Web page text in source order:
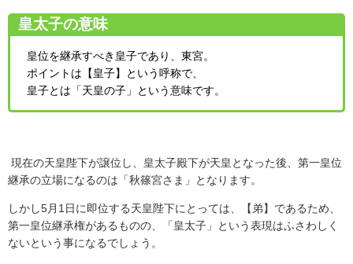
皇太子の意味
皇位を継承すべき皇子であり、東宮。
ポイントは【皇子】という呼称で、
皇子とは「天皇の子」という意味です。
現在の天皇陛下が譲位し、皇太子殿下が天皇となった後、第一皇位
継承の立場になるのは「秋篠宮さま」となります。
しかし5月1日に即位する天皇陛下にとっては、【弟】であるため、
第一皇位継承権があるものの、「皇太子」という表現はふさわしく
ないという事になるでしょう。